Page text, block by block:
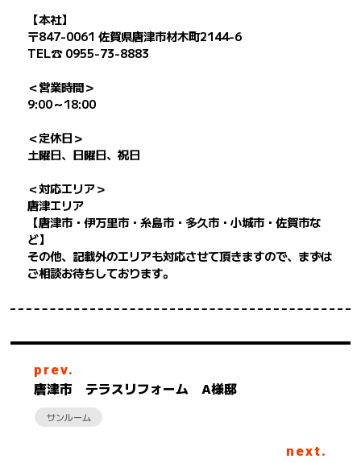
【本社】
〒847-0061 佐賀県唐津市材木町2144-6
TEL☎ 0955-73-8883
＜営業時間＞
9:00～18:00
＜定休日＞
土曜日、日曜日、祝日
＜対応エリア＞
唐津エリア
【唐津市・伊万里市・糸島市・多久市・小城市・佐賀市な
ど】
その他、記載外のエリアも対応させて頂きますので、まずは
ご相談お待ちしております。
prev.
唐津市 テラスリフォーム A様邸
サンルーム
next.